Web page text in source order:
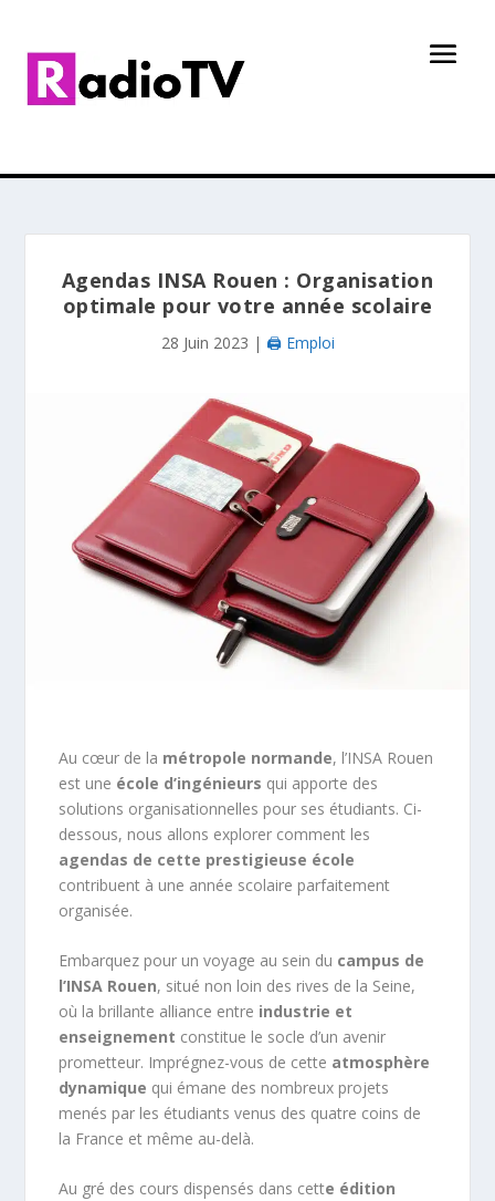
Agendas INSA Rouen : Organisation
optimale pour votre année scolaire
28 Juin 2023 | 🖨️ Emploi
Au cœur de la métropole normande, l’INSA Rouen
est une école d’ingénieurs qui apporte des
solutions organisationnelles pour ses étudiants. Ci-
dessous, nous allons explorer comment les
agendas de cette prestigieuse école
contribuent à une année scolaire parfaitement
organisée.
Embarquez pour un voyage au sein du campus de
l’INSA Rouen, situé non loin des rives de la Seine,
où la brillante alliance entre industrie et
enseignement constitue le socle d’un avenir
prometteur. Imprégnez-vous de cette atmosphère
dynamique qui émane des nombreux projets
menés par les étudiants venus des quatre coins de
la France et même au-delà.
Au gré des cours dispensés dans cette édition